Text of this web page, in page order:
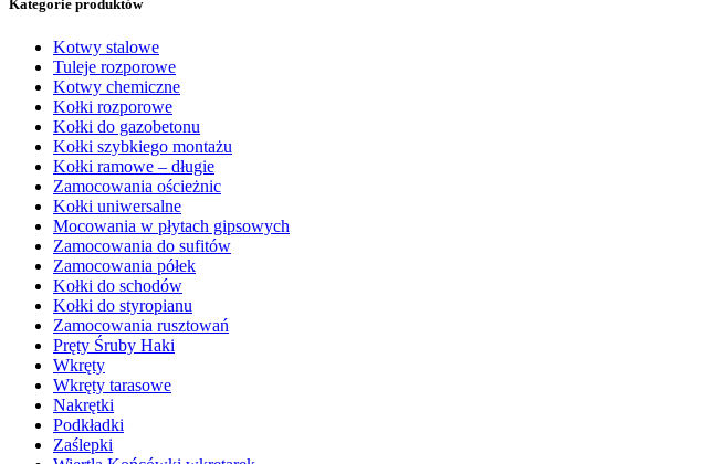
Kategorie produktów
Kotwy stalowe
Tuleje rozporowe
Kotwy chemiczne
Kołki rozporowe
Kołki do gazobetonu
Kołki szybkiego montażu
Kołki ramowe – długie
Zamocowania ościeżnic
Kołki uniwersalne
Mocowania w płytach gipsowych
Zamocowania do sufitów
Zamocowania półek
Kołki do schodów
Kołki do styropianu
Zamocowania rusztowań
Pręty Śruby Haki
Wkręty
Wkręty tarasowe
Nakrętki
Podkładki
Zaślepki